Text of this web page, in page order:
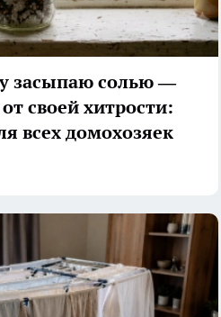
засыпаю солью —
своей хитрости:
всех домохозяек